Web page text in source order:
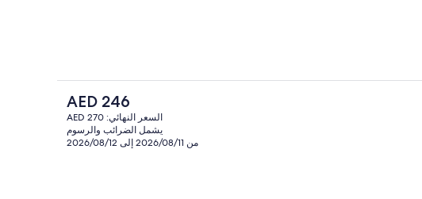
أغطية فراش متميزة وميني بار وخزنة
السعر
الحالي
هو
AED
AED 246
السعر النهائي: AED 270
يشمل الضرائب والرسوم
من 2026/08/11 إلى 2026/08/12